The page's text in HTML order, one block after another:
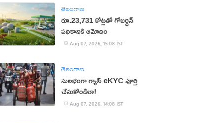
తెలంగాణ
రూ.23,731 కోట్లతో గోబర్ధన్
పథకానికి ఆమోదం
Aug 07, 2026, 15:08 IST
తెలంగాణ
సులభంగా గ్యాస్ eKYC పూర్తి
చేసుకోండిలా!
Aug 07, 2026, 14:08 IST